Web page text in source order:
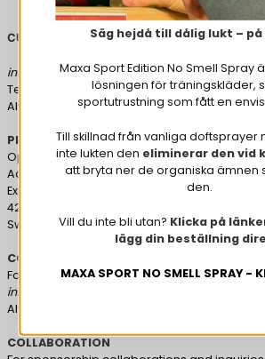
CUSTOMER SERVICE
info@maxasport.se
Tel: +46 733-002743 (weekdays 11-15)
Always contact us with order number for the
PICKUP
Opening hours weekdays Mon-Thurs 11-15
Address:
Exportgatan 17b
422 46 Hisings Backa
Sweden
COMPLAINTS
For complaints and returns please contact
info@maxasport.se
Always us with order number for the fastest
COLLABORATION
Säg hejdå till dålig lukt –
Maxa Sport Edition No Smell Spray
lösningen för träningskläder,
sportutrustning som fått en
Till skillnad från vanliga doftsprayer
inte lukten den eliminerar den vid
att bryta ner de organiska ämnen
den.
Vill du inte bli utan? Klicka på
lägg din beställning
MAXA SPORT NO SMELL SPRAY -